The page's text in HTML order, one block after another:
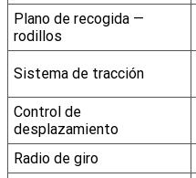
Plano de recogida —
rodillos
Sistema de tracción
Control de
desplazamiento
Radio de giro